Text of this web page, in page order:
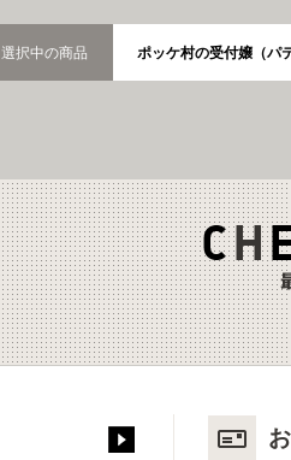
選択中の商品 ポッケ村の受付嬢（パ